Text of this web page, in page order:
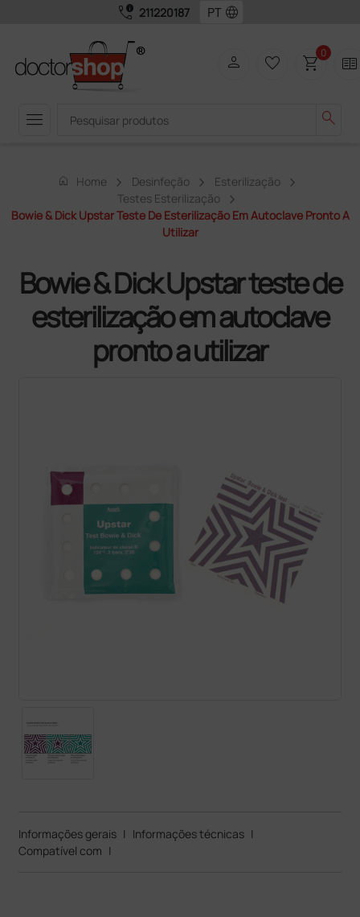
call_quality 211220187 language
menu search
person favorite_border shopping_cart0 two_pager
home Home Desinfeção
Esterilização
Testes Esterilização
Bowie & Dick Upstar Teste De Esterilização Em Autoclave Pronto A
Utilizar
Bowie & Dick Upstar teste de
esterilização em autoclave
pronto a utilizar
Informações gerais | Informações técnicas |
Compatível com |